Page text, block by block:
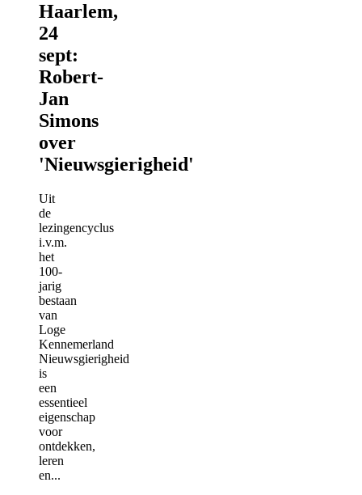
Haarlem,
24
sept:
Robert-
Jan
Simons
over
'Nieuwsgierigheid'
Uit
de
lezingencyclus
i.v.m.
het
100-
jarig
bestaan
van
Loge
Kennemerland
Nieuwsgierigheid
is
een
essentieel
eigenschap
voor
ontdekken,
leren
en...